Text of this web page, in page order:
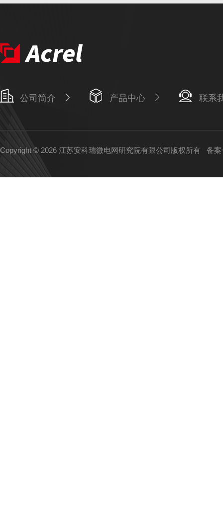
公司简介 产品中心 联系
Copyright © 2026 江苏安科瑞微电网研究院有限公司版权所有 备案